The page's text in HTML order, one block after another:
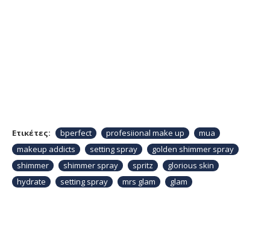
Ετικέτες: bperfect profesiional make up
mua
makeup addicts
setting spray
golden shimmer spray
shimmer
shimmer spray spritz
glorious skin
hydrate
setting spray mrs glam glam